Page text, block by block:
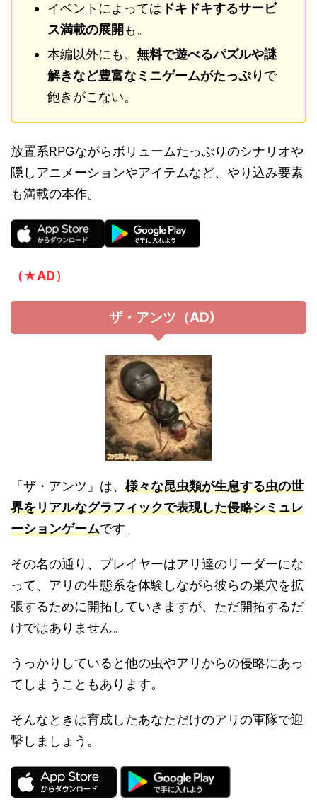
イベントによっては ドキドキするサービ
ス満載の展開 も。
本編以外にも、 無料で遊べるパズルや謎
解きなど豊富なミニゲームがたっぷりで
飽きがこない。
放置系RPGながらボリュームたっぷりのシナリオや
隠しアニメーションやアイテムなど、やり込み要素
も満載の本作。
（★AD）
ザ・アンツ（AD)
「ザ・アンツ」は、 様々な昆虫類が生息する虫の世
界をリアルなグラフィックで表現した侵略シミュレ
ーションゲームです。
その名の通り、プレイヤーはアリ達のリーダーにな
って、アリの生態系を体験しながら彼らの巣穴を拡
張するために開拓していきますが、ただ開拓するだ
けではありません。
うっかりしていると他の虫やアリからの侵略にあっ
てしまうこともあります。
そんなときは育成したあなただけのアリの軍隊で迎
撃しましょう。